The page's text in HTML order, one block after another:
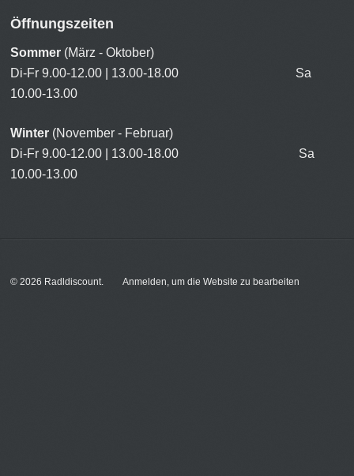
Öffnungszeiten
Sommer (März - Oktober)
Di-Fr 9.00-12.00 | 13.00-18.00 Sa
10.00-13.00
Winter (November - Februar)
Di-Fr 9.00-12.00 | 13.00-18.00 Sa
10.00-13.00
© 2026 Radldiscount. Anmelden, um die Website zu bearbeiten